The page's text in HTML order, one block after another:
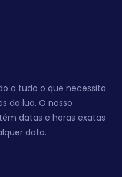
a tudo o que necessita
da lua. O nosso
datas e horas exatas
data.